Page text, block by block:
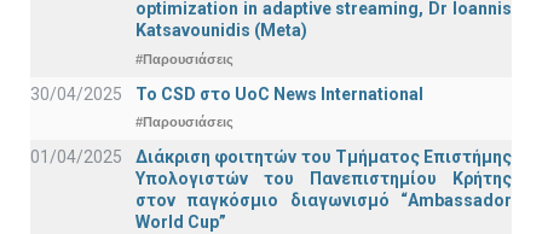
optimization in adaptive streaming, Dr Ioannis
Katsavounidis (Meta)
#Παρουσιάσεις
30/04/2025 To CSD στο UoC News International
#Παρουσιάσεις
01/04/2025
Διάκριση φοιτητών του Τμήματος Επιστήμης
Υπολογιστών του Πανεπιστημίου Κρήτης
στον παγκόσμιο διαγωνισμό “Ambassador
World Cup”